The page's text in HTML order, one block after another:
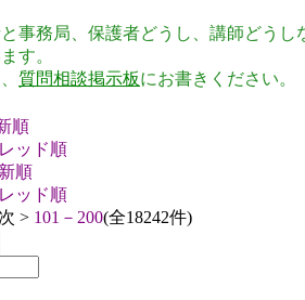
事務局、保護者どうし、講師どうし
す。
質問相談掲示板にお書きください。
順
ッド順
順
ッド順
> 101－200(全18242件)